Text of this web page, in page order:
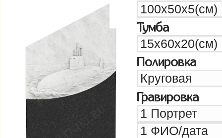
Тумба
Полировка
Гравировка